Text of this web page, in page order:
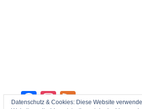
Facebook
Instagram
Feed
Datenschutz & Cookies: Diese Website